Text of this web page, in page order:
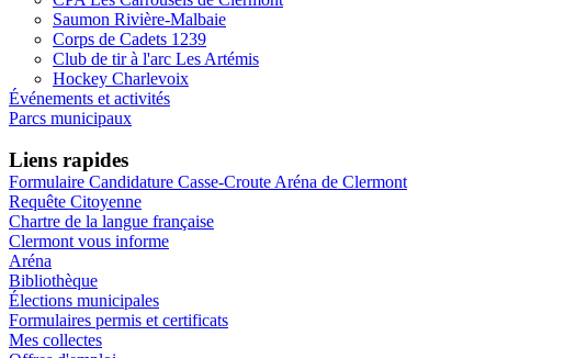
Saumon Rivière-Malbaie
Corps de Cadets 1239
Club de tir à l'arc Les Artémis
Hockey Charlevoix
Événements et activités
Parcs municipaux
Liens rapides
Formulaire Candidature Casse-Croute Aréna de Clermont
Requête Citoyenne
Chartre de la langue française
Clermont vous informe
Aréna
Bibliothèque
Élections municipales
Formulaires permis et certificats
Mes collectes